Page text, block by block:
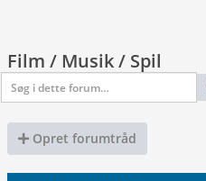
Film / Musik / Spil
Opret forumtråd